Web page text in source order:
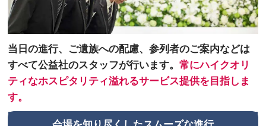
当日の進行、ご遺族への配慮、参列者のご案内などは
すべて公益社のスタッフが行います。常にハイクオリ
ティなホスピタリティ溢れるサービス提供を目指しま
す。